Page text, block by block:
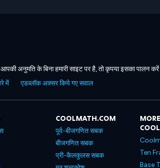
अनुमति के बिना हमारी साइट पर है, तो कृपया इसका पालन करें
में एडब्लॉक अक्सर किये गए सवाल
COOLMATH.COM
पूर्व-बीजगणित सबक
बीजगणित सबक
प्री-कैलकुलस सबक
Ten
Base